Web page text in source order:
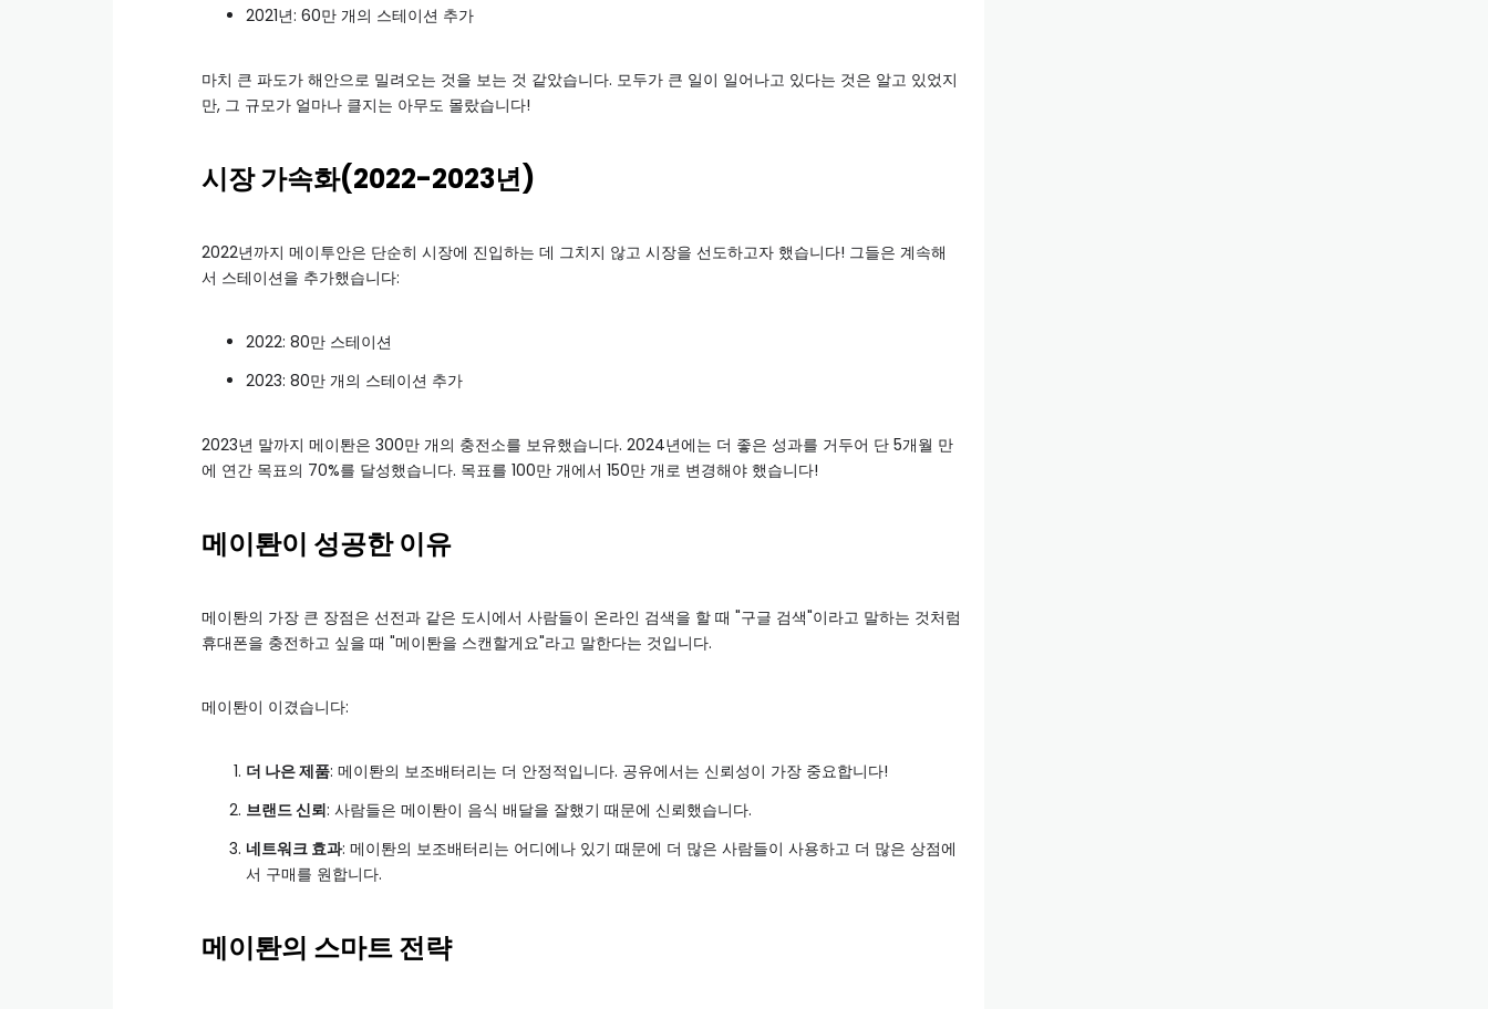
2021년: 60만 개의 스테이션 추가
마치 큰 파도가 해안으로 밀려오는 것을 보는 것 같았습니다. 모두가 큰 일이 일어나고 있다는 것은 알고 있었지
만, 그 규모가 얼마나 클지는 아무도 몰랐습니다!
시장 가속화(2022-2023년)
2022년까지 메이투안은 단순히 시장에 진입하는 데 그치지 않고 시장을 선도하고자 했습니다! 그들은 계속해
서 스테이션을 추가했습니다:
2022: 80만 스테이션
2023: 80만 개의 스테이션 추가
2023년 말까지 메이퇀은 300만 개의 충전소를 보유했습니다. 2024년에는 더 좋은 성과를 거두어 단 5개월 만
에 연간 목표의 70%를 달성했습니다. 목표를 100만 개에서 150만 개로 변경해야 했습니다!
메이퇀이 성공한 이유
메이퇀의 가장 큰 장점은 선전과 같은 도시에서 사람들이 온라인 검색을 할 때 "구글 검색"이라고 말하는 것처럼
휴대폰을 충전하고 싶을 때 "메이퇀을 스캔할게요"라고 말한다는 것입니다.
메이퇀이 이겼습니다:
더 나은 제품: 메이퇀의 보조배터리는 더 안정적입니다. 공유에서는 신뢰성이 가장 중요합니다!
브랜드 신뢰: 사람들은 메이퇀이 음식 배달을 잘했기 때문에 신뢰했습니다.
네트워크 효과: 메이퇀의 보조배터리는 어디에나 있기 때문에 더 많은 사람들이 사용하고 더 많은 상점에
서 구매를 원합니다.
메이퇀의 스마트 전략